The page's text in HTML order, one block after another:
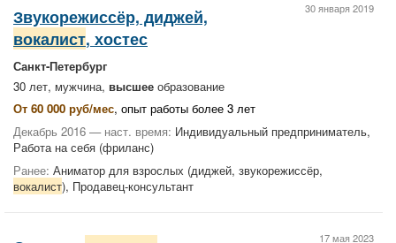
30 января 2019
Звукорежиссёр, диджей,
вокалист, хостес
Санкт-Петербург
30 лет, мужчина, высшее образование
От 60 000 руб/мес, опыт работы более 3 лет
Декабрь 2016 — наст. время: Индивидуальный предприниматель,
Работа на себя (фриланс)
Ранее: Аниматор для взрослых (диджей, звукорежиссёр,
вокалист), Продавец-консультант
17 мая 2023